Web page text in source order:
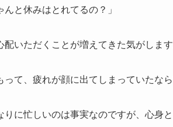
んと休みはとれてるの？」
配いただくことが増えてきた気がします
って、疲れが顔に出てしまっていたな
りに忙しいのは事実なのですが、心身